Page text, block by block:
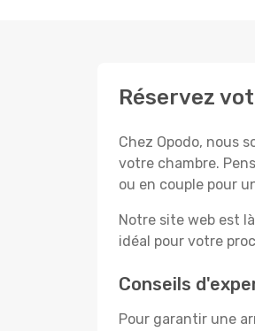
Réservez
Chez Opodo, nous
votre chambre.
ou en couple pour
Notre site web est
idéal pour votre
Conseils
Pour garantir une